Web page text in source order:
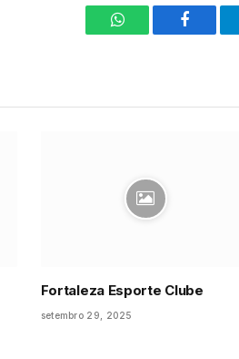
WhatsApp
Fortaleza Esporte Clube
setembro 29, 2025